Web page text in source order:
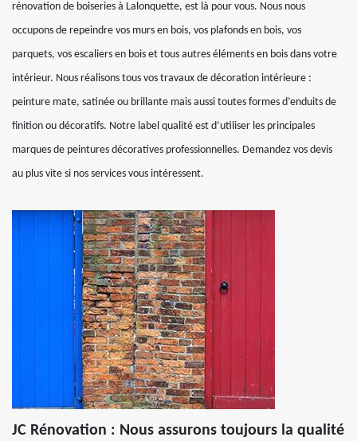
rénovation de boiseries à Lalonquette, est là pour vous. Nous nous
occupons de repeindre vos murs en bois, vos plafonds en bois, vos
parquets, vos escaliers en bois et tous autres éléments en bois dans votre
intérieur. Nous réalisons tous vos travaux de décoration intérieure :
peinture mate, satinée ou brillante mais aussi toutes formes d’enduits de
finition ou décoratifs. Notre label qualité est d’utiliser les principales
marques de peintures décoratives professionnelles. Demandez vos devis
au plus vite si nos services vous intéressent.
JC Rénovation : Nous assurons toujours la qualité